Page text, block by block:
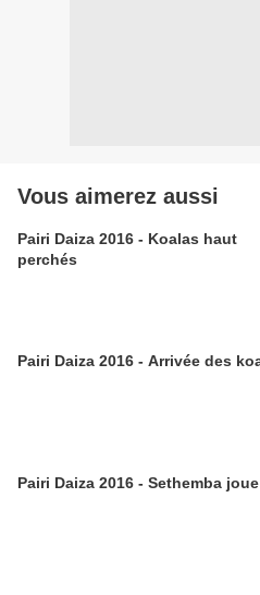
Vous aimerez aussi
Pairi Daiza 2016 - Koalas haut
perchés
Pairi Daiza 2016 - Arrivée des
Pairi Daiza 2016 - Sethemba